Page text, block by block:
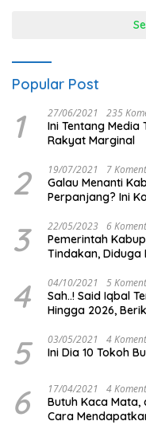
Popular Post
1 27/06/2021 235
Ini Tentang Media
Rakyat Marginal
2 19/07/2021 7
Galau Menanti
Perpanjang? Ini
3 22/05/2023 6
Pemerintah
Tindakan, Diduga
4 04/10/2021 5
Sah..! Said Iqbal
Hingga 2026,
5 03/05/2021 4
Ini Dia 10 Tokoh
6 17/04/2021 4
Butuh Kaca Mata,
Cara